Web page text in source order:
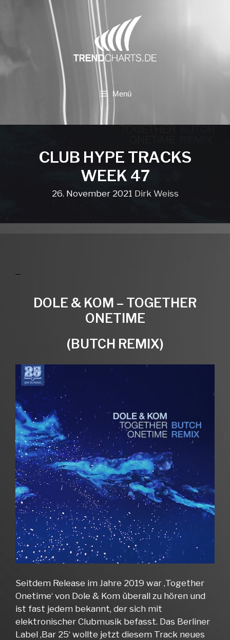
Menü
CLUB HYPE TRACKS
WEEK 47
26. November 2021 Dirk Weiss
DOLE & KOM – TOGETHER
ONETIME
(BUTCH REMIX)
Seitdem Release im Jahre 2019 war ‚Together
Onetime‘ von Dole & Kom überall zu hören und
ist fast jedem bekannt, der sich mit
elektronischer Clubmusik befasst. Das Berliner
Label ‚Bar 25‘ wollte jetzt diesem Track neues